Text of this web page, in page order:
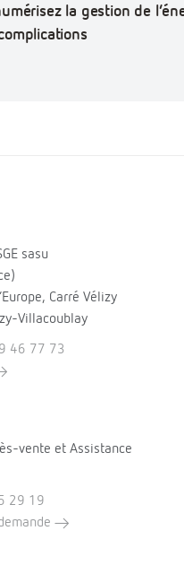
la gestion de
sasu
Carré Vélizy
Villacoublay
46 77 73
vente et Assistance
29 19